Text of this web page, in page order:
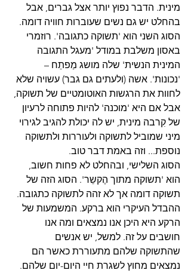
מינית. הדבר נפוץ יותר אצל גברים, אבל
בהחלט יש גם נשים שעוברות חוויה דומה.
הסוג השני הוא 'תשוקה כתגובה'. רוזמרי
באסון משלבת במודל 'מעגל התגובה
המינית הנשית' שלה מושג מַפתֵח –
'נכונות'. אשה (ולעתים גם גבר) עשויה שלא
לחוות את הרגשות האוטומטיים של תשוקה,
אבל אם היא 'מוכנה' להיות פתוחה לרעיון
של קִרבה מינית, יש לה יכולת להגיב לגירוי
מיני שמוביל לתשוקה ולעוררות ולתשוקה
נוספת... וזה באמת דבר טוב.
הסוג השלישי, ובהחלט לא פחות חשוב,
הוא 'תשוקה מתוך הֶקשֵר'. הסוג הזה של
תשוקה דומה אך לא זהה לתשוקה כתגובה.
ההבדל העיקרי הוא ברקע. המשמעות של
הרקע היא היכן אנו נמצאים ומה אנו
חושבים על זה. למשל, יש אנשים
שהתשוקה שלהם מתעוררת כאשר הם
נמצאים מחוץ לשגרת חיי היום-יום שלהם.